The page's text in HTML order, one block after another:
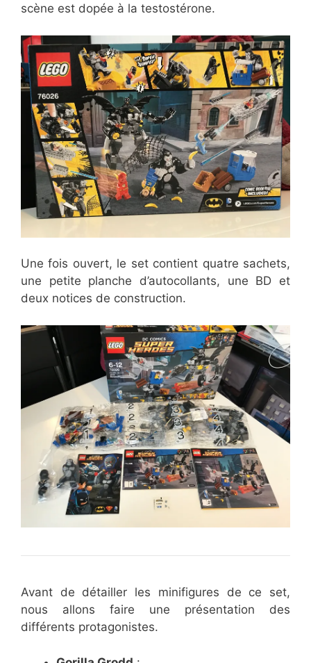
scène est dopée à la testostérone.
Une fois ouvert, le set contient quatre sachets,
une petite planche d’autocollants, une BD et
deux notices de construction.
Avant de détailler les minifigures de ce set,
nous allons faire une présentation des
différents protagonistes.